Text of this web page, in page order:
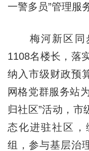
一警多员”管理服
梅河新区同
1108名楼长，落
纳入市级财政预
网格党群服务站
归社区”活动，市
态化进驻社区
组，参与基层治